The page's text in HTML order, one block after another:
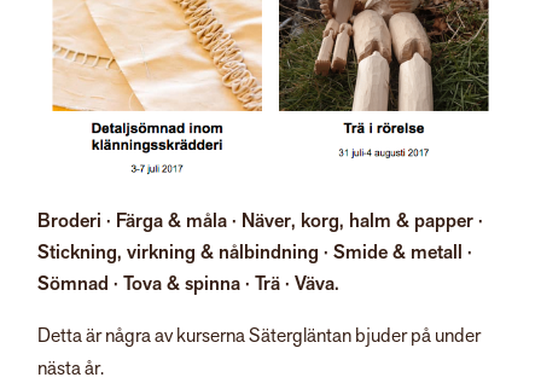
Broderi · Färga & måla · Näver, korg, halm & papper ·
Stickning, virkning & nålbindning · Smide & metall ·
Sömnad · Tova & spinna · Trä · Väva.
Detta är några av kurserna Sätergläntan bjuder på under
nästa år.